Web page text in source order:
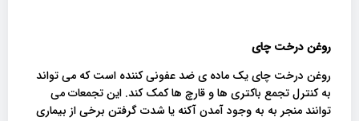
روغن درخت چای
روغن درخت چای یک ماده ی ضد عفونی کننده است که می تواند
به کنترل تجمع باکتری ها و قارچ ها کمک کند. این تجمعات می
توانند منجر به به وجود آمدن آکنه یا شدت گرفتن برخی از بیماری